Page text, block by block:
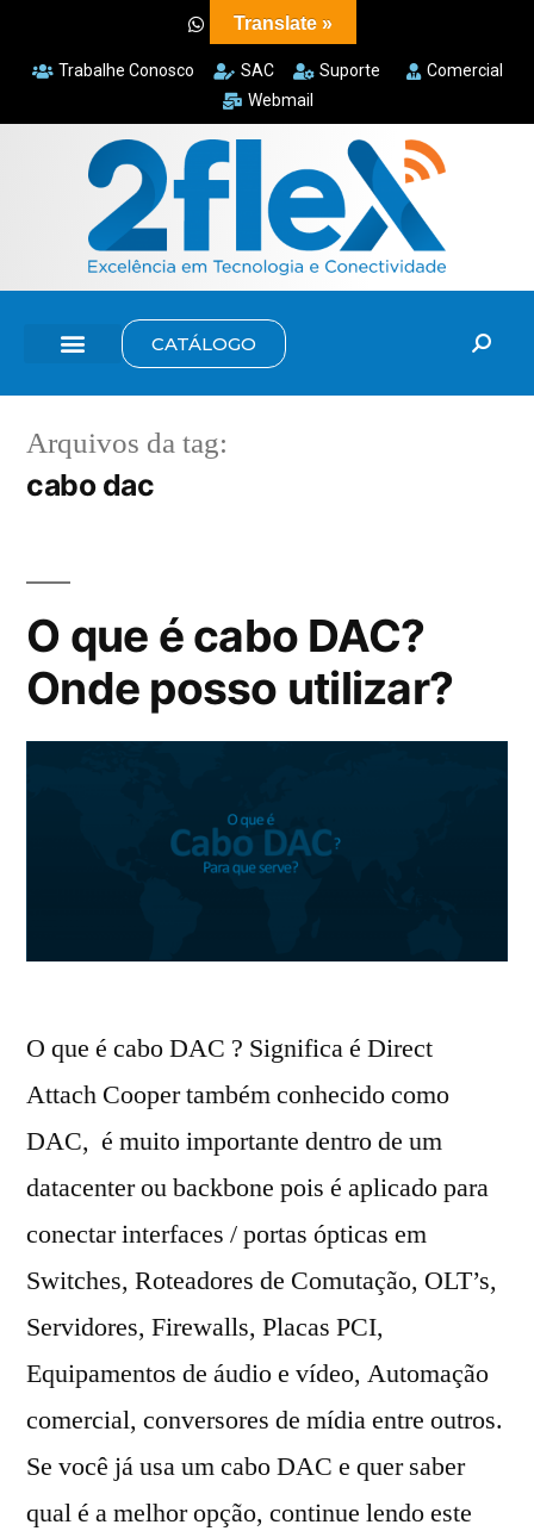
Trabalhe Conosco SAC Suporte
Comercial
Webmail
CATÁLOGO
Arquivos da tag:
cabo dac
O que é cabo DAC?
Onde posso utilizar?
O que é cabo DAC ? Significa é Direct
Attach Cooper também conhecido como
DAC, é muito importante dentro de um
datacenter ou backbone pois é aplicado para
conectar interfaces / portas ópticas em
Switches, Roteadores de Comutação, OLT’s,
Servidores, Firewalls, Placas PCI,
Equipamentos de áudio e vídeo, Automação
comercial, conversores de mídia entre outros.
Se você já usa um cabo DAC e quer saber
qual é a melhor opção, continue lendo este
Translate »